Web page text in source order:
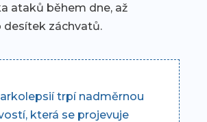
ataků během dne, až
desítek záchvatů.
trpí nadměrnou
která se projevuje